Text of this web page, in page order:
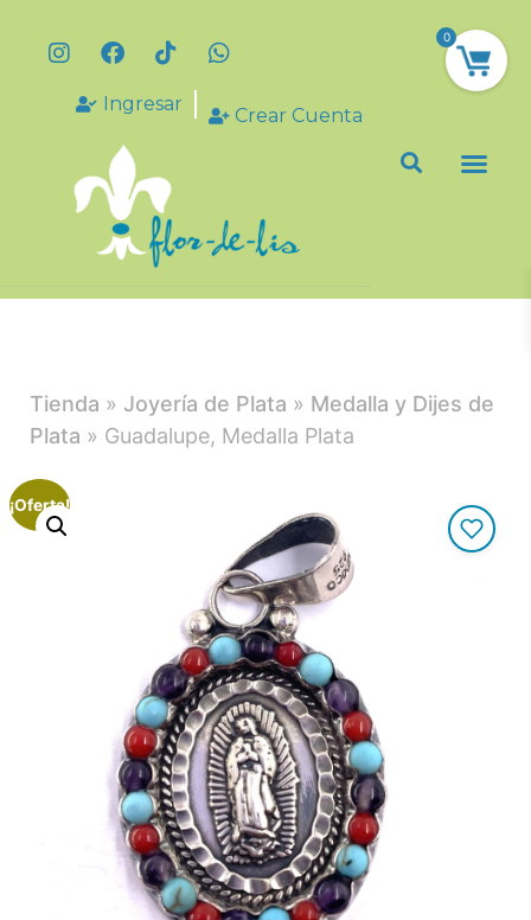
Ingresar
Crear Cuenta
Tienda » Joyería de Plata » Medalla y Dijes de
Plata » Guadalupe, Medalla Plata
¡Oferta!
0